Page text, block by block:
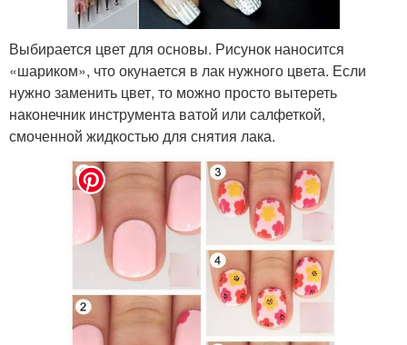
Выбирается цвет для основы. Рисунок наносится
«шариком», что окунается в лак нужного цвета. Если
нужно заменить цвет, то можно просто вытереть
наконечник инструмента ватой или салфеткой,
смоченной жидкостью для снятия лака.